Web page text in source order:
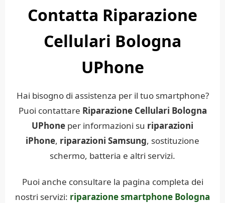
Contatta Riparazione
Cellulari Bologna
UPhone
Hai bisogno di assistenza per il tuo smartphone?
Puoi contattare Riparazione Cellulari Bologna
UPhone per informazioni su riparazioni
iPhone, riparazioni Samsung, sostituzione
schermo, batteria e altri servizi.
Puoi anche consultare la pagina completa dei
nostri servizi: riparazione smartphone Bologna